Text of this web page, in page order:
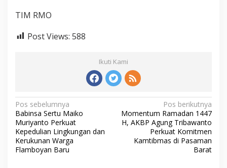
TIM RMO
Post Views: 588
Ikuti Kami
N
a
v
i
Pos sebelumnya
Babinsa Sertu Maiko
Muriyanto Perkuat
Kepedulian Lingkungan dan
Kerukunan Warga
Flamboyan Baru
Pos berikutnya
Momentum Ramadan 1447
H, AKBP Agung Tribawanto
Perkuat Komitmen
Kamtibmas di Pasaman
Barat